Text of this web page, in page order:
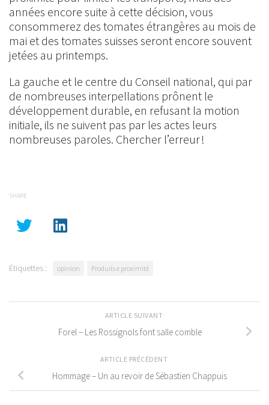
années encore suite à cette décision, vous
consommerez des tomates étrangères au mois de
mai et des tomates suisses seront encore souvent
jetées au printemps.
La gauche et le centre du Conseil national, qui par
de nombreuses interpellations prônent le
développement durable, en refusant la motion
initiale, ils ne suivent pas par les actes leurs
nombreuses paroles. Chercher l’erreur !
SHARE
Étiquettes : opinion Produits e proximité
ARTICLE SUIVANT
Forel – Les Rossignols font salle comble
ARTICLE PRÉCÉDENT
Hommage – Un au revoir de Sébastien Chappuis